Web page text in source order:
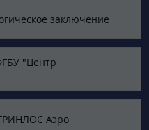
заключение
"Центр
Аэро